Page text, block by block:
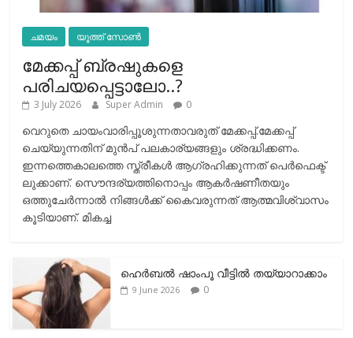
ചമയം യൂത്ത് സോൺ
മേക്കപ്പ് ബ്രഷുകളെ
പരിചയപ്പെട്ടാലോ..?
3 July 2026 Super Admin 0
വെറുതെ ചായംവാരിപ്പൂശുന്നതാവരുത് മേക്കപ്പ്.മേക്കപ്പ്
ചെയ്യുന്നതിന് മുന്‍പ് പലകാര്യങ്ങളും ശ്രദ്ധിക്കണം.
ഇന്നത്തെകാലത്തെ സ്ത്രീകള്‍ ആഗ്രഹിക്കുന്നത് പെര്‍ഫെക്ട്
ലുക്കാണ്. സൌന്ദര്യത്തിനൊപ്പം ആകര്‍ഷണീതയും
ഒത്തുചേര്‍ന്നാല്‍ നിങ്ങള്‍ക്ക് കൈവരുന്നത് ആത്മവിശ്വാസം
കൂടിയാണ്. മികച്ച
ഹെര്‍ബല്‍ ഷാംപൂ വീട്ടില്‍ തയ്യാറാക്കാം
9 June 2026 0